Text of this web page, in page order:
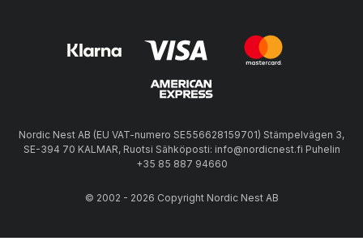
Nordic Nest AB (EU VAT-numero SE556628159701) Stämpelvägen 3,
SE-394 70 KALMAR, Ruotsi Sähköposti: info@nordicnest.fi Puhelin
+35 85 887 94660
© 2002 - 2026 Copyright Nordic Nest AB